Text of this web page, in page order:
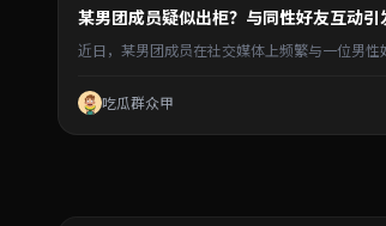
某男团成员疑似出柜？与同性好友互动引
近日，某男团成员在社交媒体上频繁与一位男
吃瓜群众甲